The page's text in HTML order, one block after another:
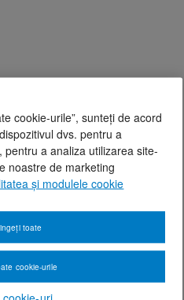
cookie-urile”, sunteți de acord
dvs. pentru a
a analiza utilizarea site-
noastre de marketing
și modulele cookie
toate
cookie-urile